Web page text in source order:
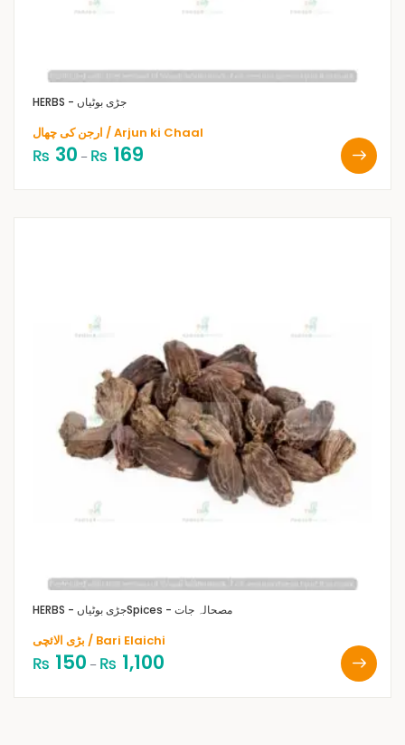
HERBS - جڑی بوٹیاں
ارجن کی چھال / Arjun ki Chaal
₨ 30 – ₨ 169
HERBS - جڑی بوٹیاں Spices - مصحالہ جات
بڑی الائچی / Bari Elaichi
₨ 150 – ₨ 1,100